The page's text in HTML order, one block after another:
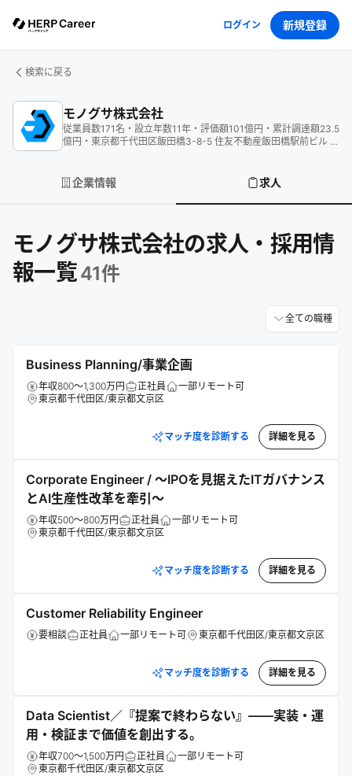
ログイン 新規登録
検索に戻る
モノグサ株式会社
従業員数171名 ・ 設立年数11年 ・ 評価額101億円 ・ 累計調達額23.5
億円 ・ 東京都千代田区飯田橋3-8-5 住友不動産飯田橋駅前ビル 7
企業情報 求人
モノグサ株式会社の求人・採用情
報一覧41件
全ての職種
Business Planning/事業企画
年収800～1,300万円 正社員
一部リモート可
東京都千代田区/東京都文京区
マッチ度を診断する 詳細を見る
Corporate Engineer / 〜IPOを見据えたITガバナンス
とAI生産性改革を牽引〜
年収500～800万円 正社員
一部リモート可
東京都千代田区/東京都文京区
マッチ度を診断する 詳細を見る
Customer Reliability Engineer
要相談 正社員 一部リモート可 東京都千代田区/東京都文京区
マッチ度を診断する 詳細を見る
Data Scientist／『提案で終わらない』——実装・運
用・検証まで価値を創出する。
年収700～1,500万円 正社員
一部リモート可
東京都千代田区/東京都文京区